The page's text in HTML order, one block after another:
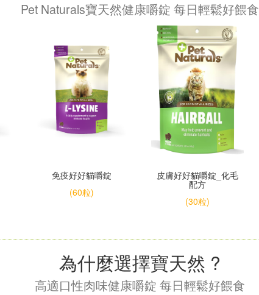
Pet Naturals寶天然健康嚼錠 每日輕鬆好餵食
免疫好好貓嚼錠
(60粒)
皮膚好好貓嚼錠_化毛
配方
(30粒)
為什麼選擇寶天然 ?
高適口性肉味健康嚼錠 每日輕鬆好餵食